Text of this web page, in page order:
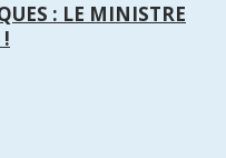
: LE MINISTRE